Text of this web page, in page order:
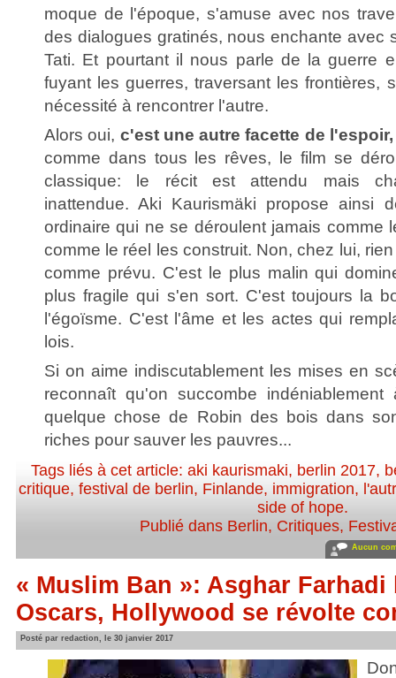
moque de l'époque, s'amuse avec nos
des dialogues gratinés, nous enchante avec
Tati. Et pourtant il nous parle de la guerre
fuyant les guerres, traversant les frontières,
nécessité à rencontrer l'autre.
Alors oui, c'est une autre facette de
comme dans tous les rêves, le film se
classique: le récit est attendu mais
inattendue. Aki Kaurismäki propose ainsi
ordinaire qui ne se déroulent jamais comme
comme le réel les construit. Non, chez lui,
comme prévu. C'est le plus malin qui
plus fragile qui s'en sort. C'est toujours la
l'égoïsme. C'est l'âme et les actes qui
lois.
Si on aime indiscutablement les mises en
reconnaît qu'on succombe
quelque chose de Robin des bois dans
riches pour sauver les pauvres...
Tags liés à cet article: aki kaurismaki, berlin 2017,
critique,festival de berlin, Finlande, immigration,
side of hope.
Publié dans Berlin, Critiques,
Aucun
« Muslim Ban »: Asghar
Oscars, Hollywood se révolte
Posté par redaction, le 30 janvier 2017